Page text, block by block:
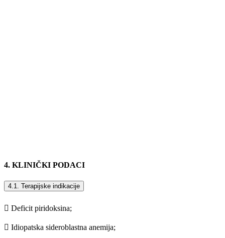
4. KLINIČKI PODACI
4.1. Terapijske indikacije
 Deficit piridoksina;
 Idiopatska sideroblastna anemija;